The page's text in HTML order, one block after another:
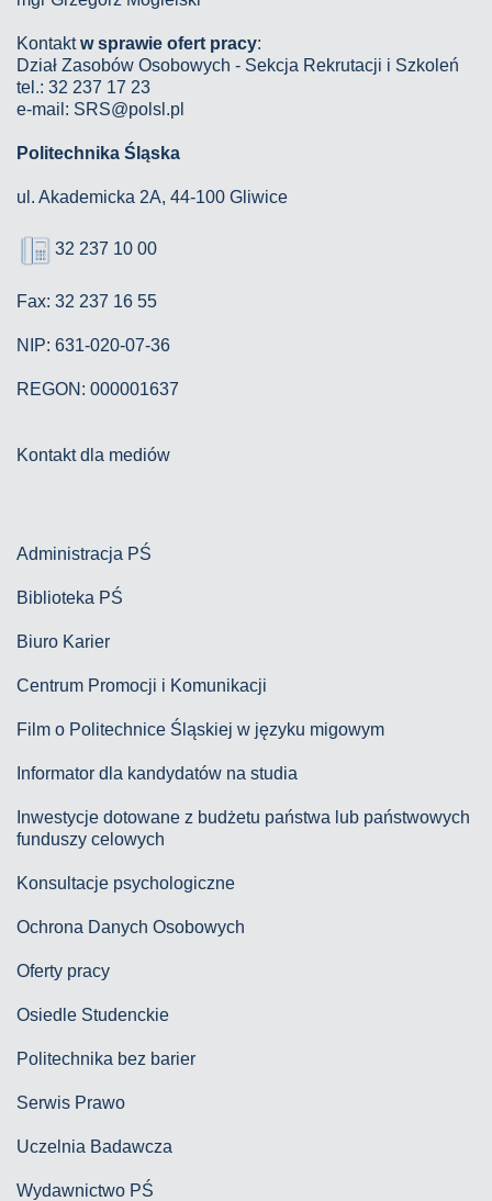
Kontaktw sprawie ofert pracy:
Dział Zasobów Osobowych - Sekcja Rekrutacji i Szkoleń
tel.: 32 237 17 23
e-mail: SRS@polsl.pl
Politechnika Śląska
ul. Akademicka 2A, 44-100 Gliwice
32 237 10 00
Fax: 32 237 16 55
NIP: 631-020-07-36
REGON: 000001637
Kontakt dla mediów
Administracja PŚ
Biblioteka PŚ
Biuro Karier
Centrum Promocji i Komunikacji
Film o Politechnice Śląskiej w języku migowym
Informator dla kandydatów na studia
Inwestycje dotowane z budżetu państwa lub państwowych
funduszy celowych
Konsultacje psychologiczne
Ochrona Danych Osobowych
Oferty pracy
Osiedle Studenckie
Politechnika bez barier
Serwis Prawo
Uczelnia Badawcza
Wydawnictwo PŚ